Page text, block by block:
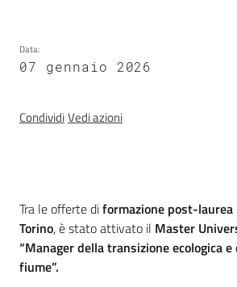
Novità
Servizi
Data:
07 gennaio 2026
CondividiVedi azioni
Introduzione
Tra le offerte diformazione post-laurea
Torino, è stato attivato il Master
“Manager della transizione ecologica
fiume”.